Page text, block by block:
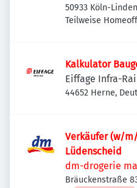
50933 Köln-
Teilweise
Kalkulator
Eiffage Infra-
44652 Herne,
Verkäufer (w/
Lüdenscheid
dm-drogerie
Bräuckenstraße